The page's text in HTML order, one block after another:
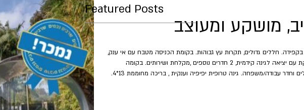
מושקע ומעוצב
בקפידה. חללים גדולים, תקרות עץ גבוהות. בקומת הכניסה מטבח עם אי ענק,
יחידת הורים גדולה ומפנקת עם יציאה לגינה קידמית, 2 חדרים נוספים ,מקלחת ושירותים. בקומה
העליונה 2 מאסטרים גדולים וחדר עבודה/משפחה. גינה טרופית יפיפיה וענקית , בריכה מחוממת 13*4.
Featured Posts